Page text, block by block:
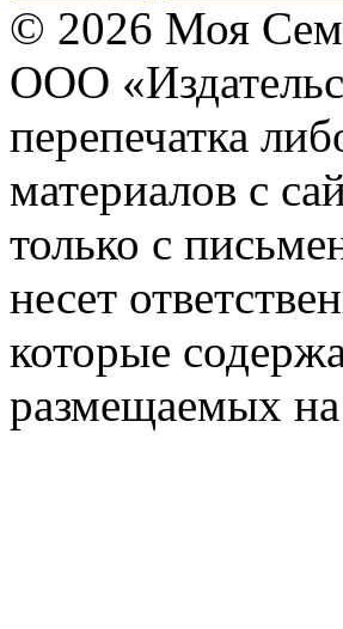
© 2026 Моя
ООО
перепечатка
материалов с
только с
несет
которые
размещаемых